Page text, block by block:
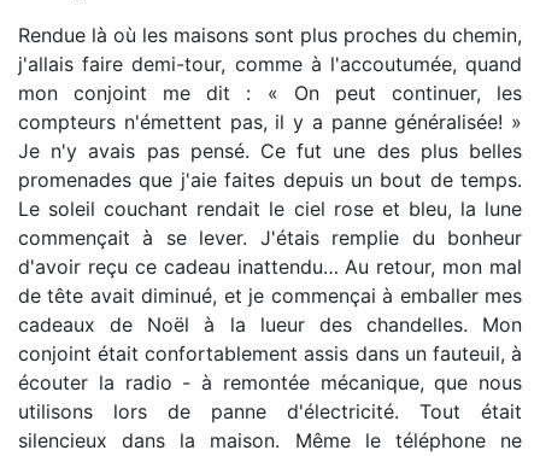
Rendue là où les maisons sont plus proches du chemin,
j'allais faire demi-tour, comme à l'accoutumée, quand
mon conjoint me dit : « On peut continuer, les
compteurs n'émettent pas, il y a panne généralisée! »
Je n'y avais pas pensé. Ce fut une des plus belles
promenades que j'aie faites depuis un bout de temps.
Le soleil couchant rendait le ciel rose et bleu, la lune
commençait à se lever. J'étais remplie du bonheur
d'avoir reçu ce cadeau inattendu… Au retour, mon mal
de tête avait diminué, et je commençai à emballer mes
cadeaux de Noël à la lueur des chandelles. Mon
conjoint était confortablement assis dans un fauteuil, à
écouter la radio - à remontée mécanique, que nous
utilisons lors de panne d'électricité. Tout était
silencieux dans la maison. Même le téléphone ne